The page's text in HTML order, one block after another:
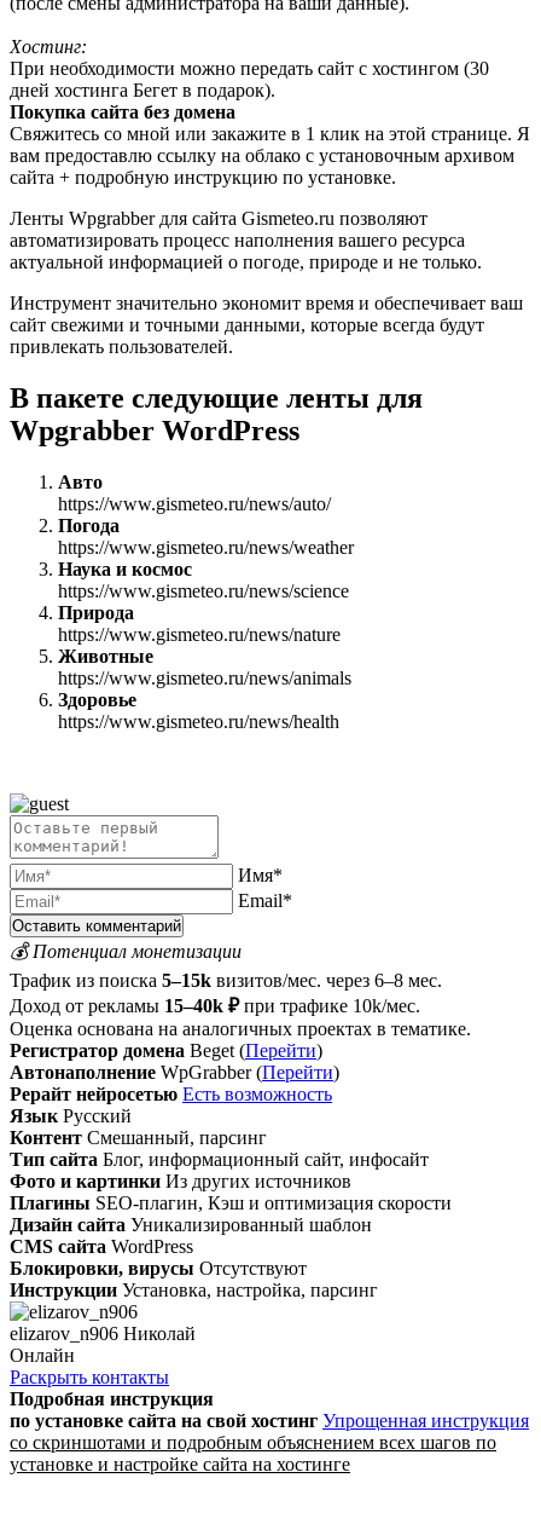
Хостинг:
При необходимости можно передать сайт с хостингом (30
дней хостинга Бегет в подарок).
Покупка сайта без домена
Свяжитесь со мной или закажите в 1 клик на этой странице. Я
вам предоставлю ссылку на облако с установочным архивом
сайта + подробную инструкцию по установке.
Ленты Wpgrabber для сайта Gismeteo.ru позволяют
автоматизировать процесс наполнения вашего ресурса
актуальной информацией о погоде, природе и не только.
Инструмент значительно экономит время и обеспечивает ваш
сайт свежими и точными данными, которые всегда будут
привлекать пользователей.
В пакете следующие ленты для
Wpgrabber WordPress
Авто
https://www.gismeteo.ru/news/auto/
Погода
https://www.gismeteo.ru/news/weather
Наука и космос
https://www.gismeteo.ru/news/science
Природа
https://www.gismeteo.ru/news/nature
Животные
https://www.gismeteo.ru/news/animals
Здоровье
https://www.gismeteo.ru/news/health
Имя*
Email*
💰 Потенциал монетизации
Трафик из поиска 5–15k визитов/мес. через 6–8 мес.
Доход от рекламы 15–40k ₽ при трафике 10k/мес.
Оценка основана на аналогичных проектах в тематике.
Регистратор домена Beget (Перейти)
Автонаполнение WpGrabber (Перейти)
Рерайт нейросетью Есть возможность
Язык Русский
Контент Смешанный, парсинг
Тип сайта Блог, информационный сайт, инфосайт
Фото и картинки Из других источников
Плагины SEO-плагин, Кэш и оптимизация скорости
Дизайн сайта Уникализированный шаблон
CMS сайта WordPress
Блокировки, вирусы Отсутствуют
Инструкции Установка, настройка, парсинг
elizarov_n906 Николай
Онлайн
Раскрыть контакты
Подробная инструкция
по установке сайта на свой хостинг Упрощенная инструкция
со скриншотами и подробным объяснением всех шагов по
установке и настройке сайта на хостинге